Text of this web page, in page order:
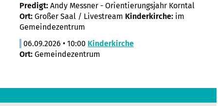
Predigt: Andy Messner - Orientierungsjahr Korntal
Ort: Großer Saal / Livestream Kinderkirche: im
Gemeindezentrum
06.09.2026 • 10:00 Kinderkirche
Ort: Gemeindezentrum